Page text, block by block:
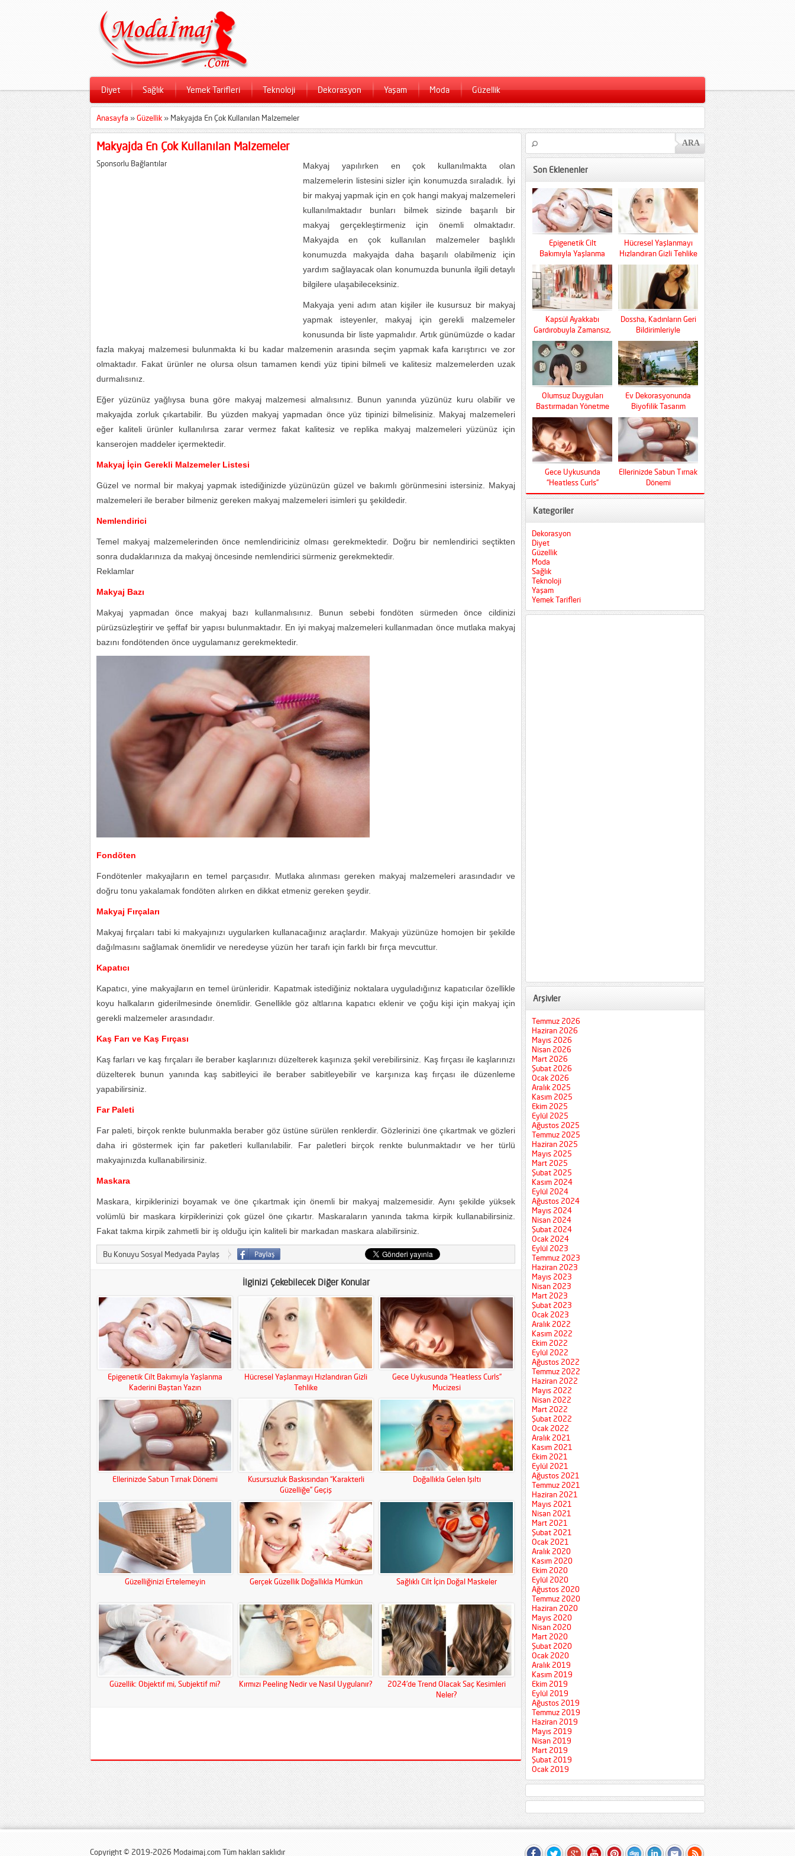
Diyet Sağlık Yemek Tarifleri Teknoloji Dekorasyon Yaşam Moda Güzellik
Anasayfa »Güzellik » Makyajda En Çok Kullanılan Malzemeler
Makyajda En Çok Kullanılan Malzemeler
Sponsorlu Bağlantılar
Makyaj yapılırken en çok kullanılmakta olan
malzemelerin listesini sizler için konumuzda sıraladık. İyi
bir makyaj yapmak için en çok hangi makyaj malzemeleri
kullanılmaktadır bunları bilmek sizinde başarılı bir
makyaj gerçekleştirmeniz için önemli olmaktadır.
Makyajda en çok kullanılan malzemeler başlıklı
konumuzda makyajda daha başarılı olabilmeniz için
yardım sağlayacak olan konumuzda bununla ilgili detaylı
bilgilere ulaşabileceksiniz.
Makyaja yeni adım atan kişiler ile kusursuz bir makyaj
yapmak isteyenler, makyaj için gerekli malzemeler
konusunda bir liste yapmalıdır. Artık günümüzde o kadar
fazla makyaj malzemesi bulunmakta ki bu kadar malzemenin arasında seçim yapmak kafa karıştırıcı ve zor
olmaktadır. Fakat ürünler ne olursa olsun tamamen kendi yüz tipini bilmeli ve kalitesiz malzemelerden uzak
durmalısınız.
Eğer yüzünüz yağlıysa buna göre makyaj malzemesi almalısınız. Bunun yanında yüzünüz kuru olabilir ve
makyajda zorluk çıkartabilir. Bu yüzden makyaj yapmadan önce yüz tipinizi bilmelisiniz. Makyaj malzemeleri
eğer kaliteli ürünler kullanılırsa zarar vermez fakat kalitesiz ve replika makyaj malzemeleri yüzünüz için
kanserojen maddeler içermektedir.
Makyaj İçin Gerekli Malzemeler Listesi
Güzel ve normal bir makyaj yapmak istediğinizde yüzünüzün güzel ve bakımlı görünmesini istersiniz. Makyaj
malzemeleri ile beraber bilmeniz gereken makyaj malzemeleri isimleri şu şekildedir.
Nemlendirici
Temel makyaj malzemelerinden önce nemlendiriciniz olması gerekmektedir. Doğru bir nemlendirici seçtikten
sonra dudaklarınıza da makyaj öncesinde nemlendirici sürmeniz gerekmektedir.
Reklamlar
Makyaj Bazı
Makyaj yapmadan önce makyaj bazı kullanmalısınız. Bunun sebebi fondöten sürmeden önce cildinizi
pürüzsüzleştirir ve şeffaf bir yapısı bulunmaktadır. En iyi makyaj malzemeleri kullanmadan önce mutlaka makyaj
bazını fondötenden önce uygulamanız gerekmektedir.
Fondöten
Fondötenler makyajların en temel parçasıdır. Mutlaka alınması gereken makyaj malzemeleri arasındadır ve
doğru tonu yakalamak fondöten alırken en dikkat etmeniz gereken şeydir.
Makyaj Fırçaları
Makyaj fırçaları tabi ki makyajınızı uygularken kullanacağınız araçlardır. Makyajı yüzünüze homojen bir şekilde
dağılmasını sağlamak önemlidir ve neredeyse yüzün her tarafı için farklı bir fırça mevcuttur.
Kapatıcı
Kapatıcı, yine makyajların en temel ürünleridir. Kapatmak istediğiniz noktalara uyguladığınız kapatıcılar özellikle
koyu halkaların giderilmesinde önemlidir. Genellikle göz altlarına kapatıcı eklenir ve çoğu kişi için makyaj için
gerekli malzemeler arasındadır.
Kaş Farı ve Kaş Fırçası
Kaş farları ve kaş fırçaları ile beraber kaşlarınızı düzelterek kaşınıza şekil verebilirsiniz. Kaş fırçası ile kaşlarınızı
düzelterek bunun yanında kaş sabitleyici ile beraber sabitleyebilir ve karşınıza kaş fırçası ile düzenleme
yapabilirsiniz.
Far Paleti
Far paleti, birçok renkte bulunmakla beraber göz üstüne sürülen renklerdir. Gözlerinizi öne çıkartmak ve gözleri
daha iri göstermek için far paketleri kullanılabilir. Far paletleri birçok renkte bulunmaktadır ve her türlü
makyajınızda kullanabilirsiniz.
Maskara
Maskara, kirpiklerinizi boyamak ve öne çıkartmak için önemli bir makyaj malzemesidir. Aynı şekilde yüksek
volümlü bir maskara kirpiklerinizi çok güzel öne çıkartır. Maskaraların yanında takma kirpik kullanabilirsiniz.
Fakat takma kirpik zahmetli bir iş olduğu için kaliteli bir markadan maskara alabilirsiniz.
Bu Konuyu Sosyal Medyada Paylaş
İlginizi Çekebilecek Diğer Konular
Epigenetik Cilt Bakımıyla Yaşlanma
Kaderini Baştan Yazın
Hücresel Yaşlanmayı Hızlandıran Gizli
Tehlike
Gece Uykusunda “Heatless Curls”
Mucizesi
Ellerinizde Sabun Tırnak Dönemi
Kusursuzluk Baskısından “Karakterli
Güzelliğe” Geçiş
Doğallıkla Gelen Işıltı
Güzelliğinizi Ertelemeyin Gerçek Güzellik Doğallıkla Mümkün Sağlıklı Cilt İçin Doğal Maskeler
Güzellik: Objektif mi, Subjektif mi? Kırmızı Peeling Nedir ve Nasıl Uygulanır?
2024’de Trend Olacak Saç Kesimleri
Neler?
Son Eklenenler
Epigenetik Cilt
Bakımıyla Yaşlanma
Kaderini Baştan Yazın
Hücresel Yaşlanmayı
Hızlandıran Gizli Tehlike
Kapsül Ayakkabı
Gardırobuyla Zamansız,
Fonksiyonel Ve Konfor
Dossha, Kadınların Geri
Bildirimleriyle
Şekilleniyor
Olumsuz Duyguları
Bastırmadan Yönetme
Sanatı
Ev Dekorasyonunda
Biyofilik Tasarım
Devrimi
Gece Uykusunda
“Heatless Curls”
Mucizesi
Ellerinizde Sabun Tırnak
Dönemi
Kategoriler
Dekorasyon
Diyet
Güzellik
Moda
Sağlık
Teknoloji
Yaşam
Yemek Tarifleri
Arşivler
Temmuz 2026
Haziran 2026
Mayıs 2026
Nisan 2026
Mart 2026
Şubat 2026
Ocak 2026
Aralık 2025
Kasım 2025
Ekim 2025
Eylül 2025
Ağustos 2025
Temmuz 2025
Haziran 2025
Mayıs 2025
Mart 2025
Şubat 2025
Kasım 2024
Eylül 2024
Ağustos 2024
Mayıs 2024
Nisan 2024
Şubat 2024
Ocak 2024
Eylül 2023
Temmuz 2023
Haziran 2023
Mayıs 2023
Nisan 2023
Mart 2023
Şubat 2023
Ocak 2023
Aralık 2022
Kasım 2022
Ekim 2022
Eylül 2022
Ağustos 2022
Temmuz 2022
Haziran 2022
Mayıs 2022
Nisan 2022
Mart 2022
Şubat 2022
Ocak 2022
Aralık 2021
Kasım 2021
Ekim 2021
Eylül 2021
Ağustos 2021
Temmuz 2021
Haziran 2021
Mayıs 2021
Nisan 2021
Mart 2021
Şubat 2021
Ocak 2021
Aralık 2020
Kasım 2020
Ekim 2020
Eylül 2020
Ağustos 2020
Temmuz 2020
Haziran 2020
Mayıs 2020
Nisan 2020
Mart 2020
Şubat 2020
Ocak 2020
Aralık 2019
Kasım 2019
Ekim 2019
Eylül 2019
Ağustos 2019
Temmuz 2019
Haziran 2019
Mayıs 2019
Nisan 2019
Mart 2019
Şubat 2019
Ocak 2019
Copyright © 2019-2026 Modaimaj.com Tüm hakları saklıdır